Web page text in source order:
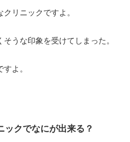
リニックですよ。
うな印象を受けてしまった。
よ。
ックでなにが出来る？